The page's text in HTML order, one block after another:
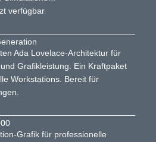
verfügbar.
Ada Lovelace-Architektur für
Grafikleistung. Ein Kraftpaket
Workstations. Bereit für
Grafik für professionelle